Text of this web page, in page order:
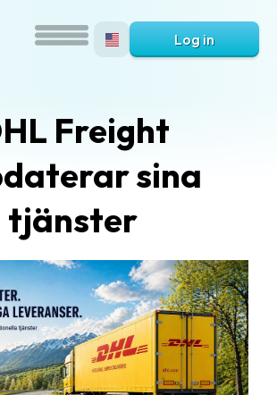
Log in
Freight
sina
tjänster